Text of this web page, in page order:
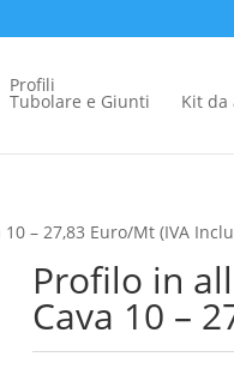
Profili
Tubolare e Giunti Kit da
– 27,83 Euro/Mt (IVA
Profilo in
Cava 10 –